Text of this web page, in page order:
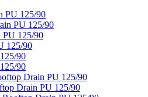
PU 125/90
PU 125/90
PU 125/90
125/90
90
90
Drain PU 125/90
Drain PU 125/90